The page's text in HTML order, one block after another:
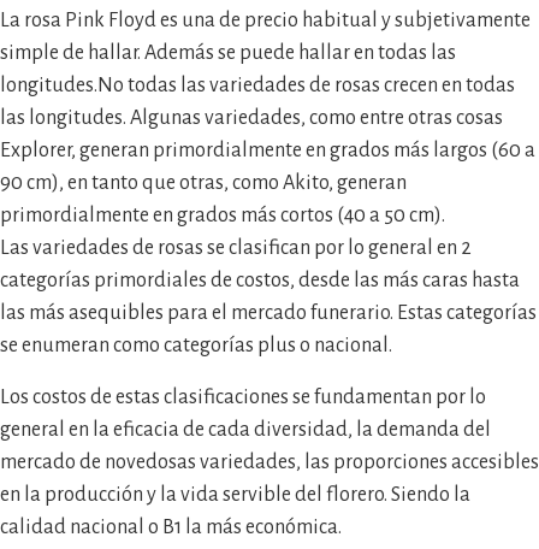
La rosa Pink Floyd es una de precio habitual y subjetivamente
simple de hallar. Además se puede hallar en todas las
longitudes.No todas las variedades de rosas crecen en todas
las longitudes. Algunas variedades, como entre otras cosas
Explorer, generan primordialmente en grados más largos (60 a
90 cm), en tanto que otras, como Akito, generan
primordialmente en grados más cortos (40 a 50 cm).
Las variedades de rosas se clasifican por lo general en 2
categorías primordiales de costos, desde las más caras hasta
las más asequibles para el mercado funerario. Estas categorías
se enumeran como categorías plus o nacional.
Los costos de estas clasificaciones se fundamentan por lo
general en la eficacia de cada diversidad, la demanda del
mercado de novedosas variedades, las proporciones accesibles
en la producción y la vida servible del florero. Siendo la
calidad nacional o B1 la más económica.